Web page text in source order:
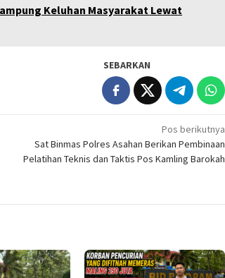
Keluhan Masyarakat Lewat
SEBARKAN
Pos berikutnya
Sat Binmas Polres Asahan Berikan Pembinaan
Pelatihan Teknis dan Taktis Pos Kamling Barokah